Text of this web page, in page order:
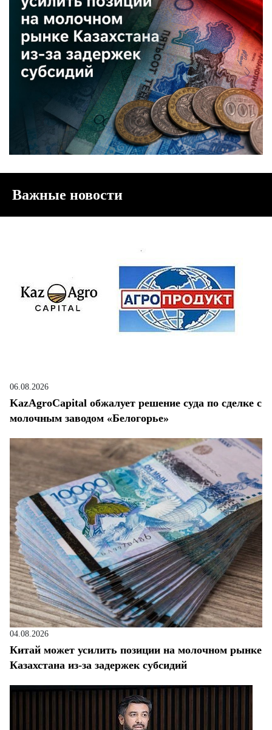
Важные новости
06.08.2026
KazAgroCapital обжалует решение суда по сделке с
молочным заводом «Белогорье»
04.08.2026
Китай может усилить позиции на молочном рынке
Казахстана из-за задержек субсидий